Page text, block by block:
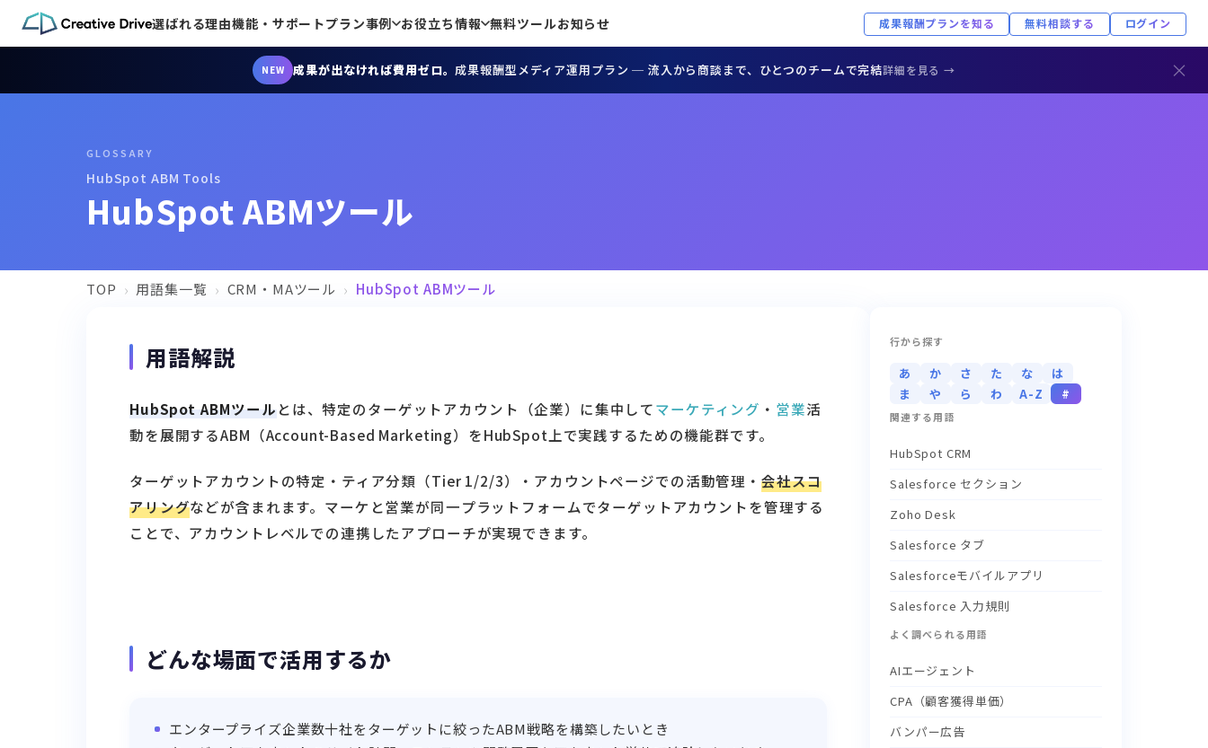
NEW 成果が出なければ費用ゼロ。成果報酬型メディア運用プラン ─ 流入から商談まで、ひとつのチームで完結詳細を見る → ×
選ばれる理由機能・サポートプラン事例 お役立ち情報 無料ツールお知らせ 成果報酬プランを知る 無料相談する ログイン
GLOSSARY
HubSpot ABM Tools
HubSpot ABMツール
TOP 用語集一覧 CRM・MAツール HubSpot ABMツール
用語解説
HubSpot ABMツールとは、特定のターゲットアカウント（企業）に集中してマーケティング ・ 営業活
動を展開するABM（Account-Based Marketing）をHubSpot上で実践するための機能群です。
ターゲットアカウントの特定・ティア分類（Tier 1/2/3）・アカウントページでの活動管理・ 会社スコ
アリングなどが含まれます。マーケと営業が同一プラットフォームでターゲットアカウントを管理する
ことで、アカウントレベルでの連携したアプローチが実現できます。
どんな場面で活用するか
エンタープライズ企業数十社をターゲットに絞ったABM戦略を構築したいとき
行から探す
あ か さ た な
は
ま
や ら わ A-Z #
関連する用語
HubSpot CRM
Salesforce セクション
Zoho Desk
Salesforce タブ
Salesforceモバイルアプリ
Salesforce 入力規則
よく調べられる用語
AIエージェント
CPA（顧客獲得単価）
バンパー広告